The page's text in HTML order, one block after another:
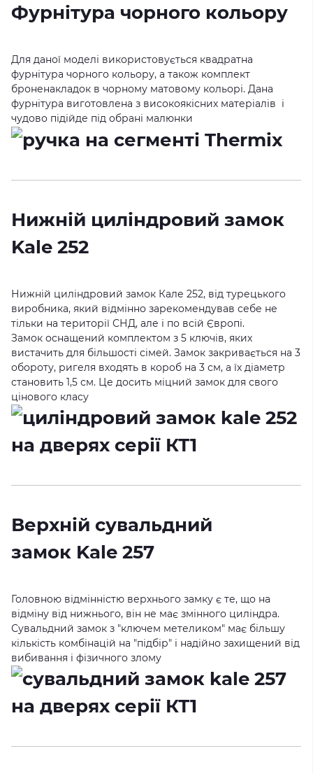
Фурнітура чорного кольору
Для даної моделі використовується квадратна
фурнітура чорного кольору, а також комплект
броненакладок в чорному матовому кольорі. Дана
фурнітура виготовлена з високоякісних матеріалів і
чудово підійде під обрані малюнки
Нижній циліндровий замок
Kale 252
Нижній циліндровий замок Кале 252, від турецького
виробника, який відмінно зарекомендував себе не
тільки на території СНД, але і по всій Європі.
Замок оснащений комплектом з 5 ключів, яких
вистачить для більшості сімей. Замок закривається на 3
обороту, ригеля входять в короб на 3 см, а їх діаметр
становить 1,5 см. Це досить міцний замок для свого
цінового класу
Верхній сувальдний
замок Kale 257
Головною відмінністю верхнього замку є те, що на
відміну від нижнього, він не має змінного циліндра.
Сувальдний замок з "ключем метеликом" має більшу
кількість комбінацій на "підбір" і надійно захищений від
вибивання і фізичного злому